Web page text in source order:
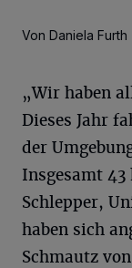
Von Daniela Furth
„Wir haben
Dieses Jahr
der
Insgesamt
Schlepper,
haben sich
Schmautz